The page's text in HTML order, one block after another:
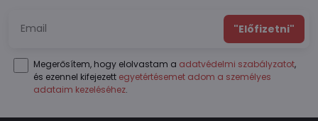
"Előfizetni"
Megerősítem, hogy elolvastam a adatvédelmi szabályzatot,
és ezennel kifejezett egyetértésemet adom a személyes
adataim kezeléséhez.